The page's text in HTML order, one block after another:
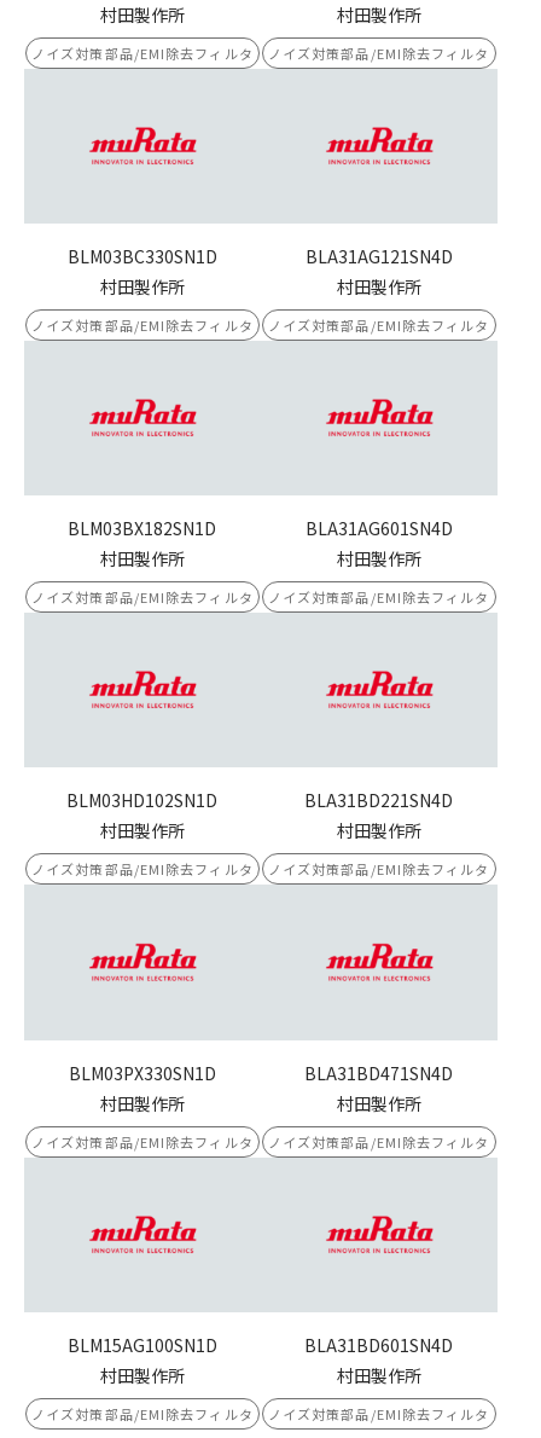
村田製作所
ノイズ対策部品/EMI除去フィルタ
村田製作所
ノイズ対策部品/EMI除去フィルタ
BLM03BC330SN1D
村田製作所
ノイズ対策部品/EMI除去フィルタ
BLA31AG121SN4D
村田製作所
ノイズ対策部品/EMI除去フィルタ
BLM03BX182SN1D
村田製作所
ノイズ対策部品/EMI除去フィルタ
BLA31AG601SN4D
村田製作所
ノイズ対策部品/EMI除去フィルタ
BLM03HD102SN1D
村田製作所
ノイズ対策部品/EMI除去フィルタ
BLA31BD221SN4D
村田製作所
ノイズ対策部品/EMI除去フィルタ
BLM03PX330SN1D
村田製作所
ノイズ対策部品/EMI除去フィルタ
BLA31BD471SN4D
村田製作所
ノイズ対策部品/EMI除去フィルタ
BLM15AG100SN1D
村田製作所
ノイズ対策部品/EMI除去フィルタ
BLA31BD601SN4D
村田製作所
ノイズ対策部品/EMI除去フィルタ